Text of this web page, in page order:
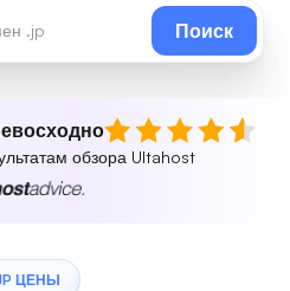
Поиск
обзора Ultahost
ЦЕНЫ